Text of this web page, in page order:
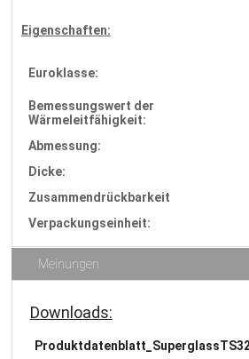
Eigenschaften:
Euroklasse:
Bemessungswert der
Wärmeleitfähigkeit:
Abmessung:
Dicke:
Zusammendrückbarkeit
Verpackungseinheit:
Meinungen
Downloads: